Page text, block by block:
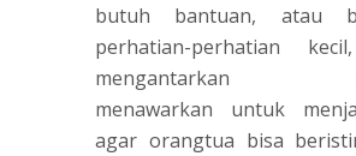
butuh bantuan, atau
perhatian-perhatian
mengantarkan
menawarkan untuk
agar orangtua bisa